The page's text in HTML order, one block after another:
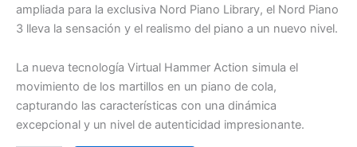
ampliada para la exclusiva Nord Piano Library, el Nord Piano
3 lleva la sensación y el realismo del piano a un nuevo nivel.
La nueva tecnología Virtual Hammer Action simula el
movimiento de los martillos en un piano de cola,
capturando las características con una dinámica
excepcional y un nivel de autenticidad impresionante.